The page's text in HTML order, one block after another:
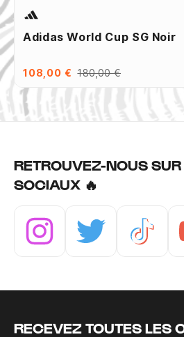
Adidas World Cup SG Noir
108,00 € 180,00 €
RETROUVEZ-NOUS
SOCIAUX 🔥
RECEVEZ TOUTES LES